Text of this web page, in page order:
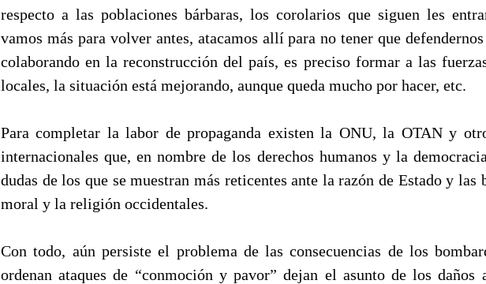
respecto a las poblaciones bárbaras, los corolarios que siguen les
vamos más para volver antes, atacamos allí para no tener que
colaborando en la reconstrucción del país, es preciso formar a las
locales, la situación está mejorando, aunque queda mucho por hacer, etc.
Para completar la labor de propaganda existen la ONU, la OTAN y
internacionales que, en nombre de los derechos humanos y la
dudas de los que se muestran más reticentes ante la razón de Estado y las
moral y la religión occidentales.
Con todo, aún persiste el problema de las consecuencias de los
ordenan ataques de “conmoción y pavor” dejan el asunto de los daños